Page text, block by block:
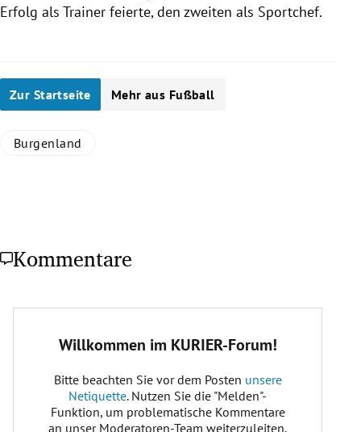
Erfolg als Trainer feierte, den zweiten als Sportchef.
Zur Startseite Mehr aus Fußball
Burgenland
Kommentare